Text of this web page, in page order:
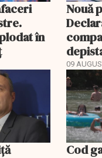
în
Nouă
09
Cod